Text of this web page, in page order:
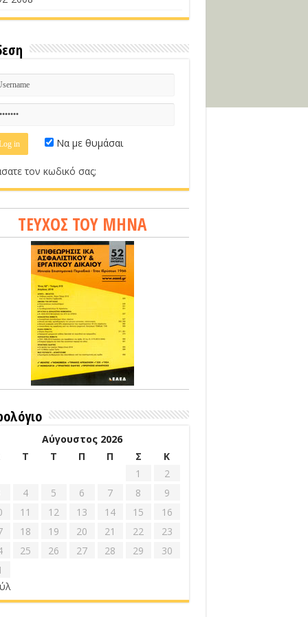
Να με θυμάσαι
τον κωδικό σας;
ΤΕΥΧΟΣ ΤΟΥ ΜΗΝΑ
Αύγουστος 2026
Τ Τ Π Π Σ
Κ
1
2
4 5 6 7 8
9
11 12 13 14 15
16
18 19 20 21 22
23
25 26 27 28 29
30